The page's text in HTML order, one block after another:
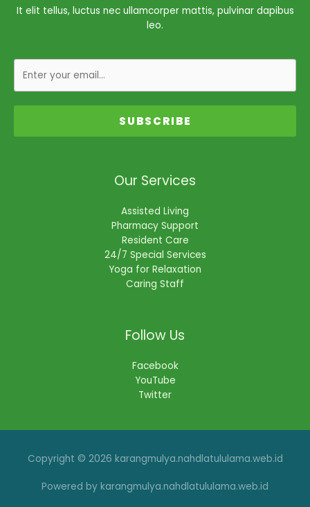
It elit tellus, luctus nec ullamcorper mattis, pulvinar dapibus
leo.
SUBSCRIBE
Our Services
Assisted Living
Pharmacy Support
Resident Care
24/7 Special Services
Yoga for Relaxation
Caring Staff
Follow Us
Facebook
YouTube
Twitter
Copyright © 2026 karangmulya.nahdlatululama.web.id
Powered by karangmulya.nahdlatululama.web.id